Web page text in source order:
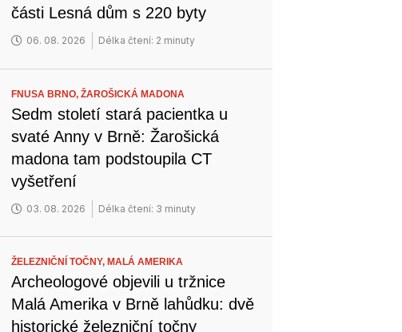
části Lesná dům s 220 byty
06. 08. 2026 Délka čtení: 2 minuty
FNUSA BRNO,ŽAROŠICKÁ MADONA
Sedm století stará pacientka u
svaté Anny v Brně: Žarošická
madona tam podstoupila CT
vyšetření
03. 08. 2026 Délka čtení: 3 minuty
ŽELEZNIČNÍ TOČNY, MALÁ AMERIKA
Archeologové objevili u tržnice
Malá Amerika v Brně lahůdku: dvě
historické železniční točny